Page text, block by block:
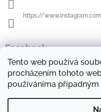
Tento web používá
procházením tohoto
používáníma
https://
Facebook